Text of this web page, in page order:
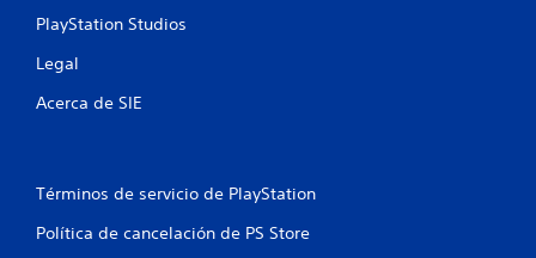
PlayStation Studios
Legal
Acerca de SIE
Términos de servicio de PlayStation
Política de cancelación de PS Store